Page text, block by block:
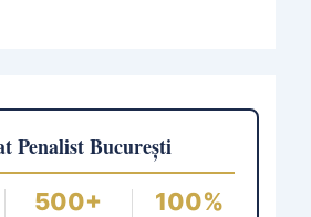
Penalist București
500+ 100%